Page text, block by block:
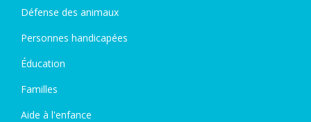
Défense des animaux
Personnes handicapées
Éducation
Familles
Aide à l'enfance